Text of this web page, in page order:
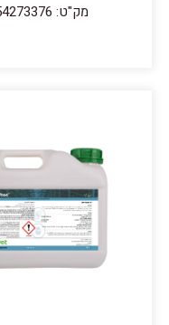
מק"ט: 554273376